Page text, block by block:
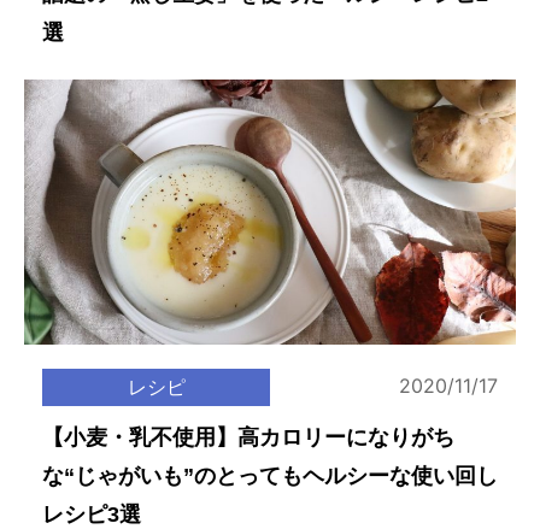
選
レシピ 2020/11/17
【小麦・乳不使用】高カロリーになりがち
な“じゃがいも”のとってもヘルシーな使い回し
レシピ3選